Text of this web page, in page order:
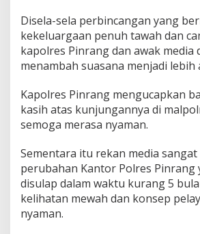
Disela-sela perbincangan yang
kekeluargaan penuh tawah dan
kapolres Pinrang dan awak media
menambah suasana menjadi lebih
Kapolres Pinrang mengucapkan
kasih atas kunjungannya di
semoga merasa nyaman.
Sementara itu rekan media
perubahan Kantor Polres Pinrang
disulap dalam waktu kurang 5
kelihatan mewah dan konsep
nyaman.